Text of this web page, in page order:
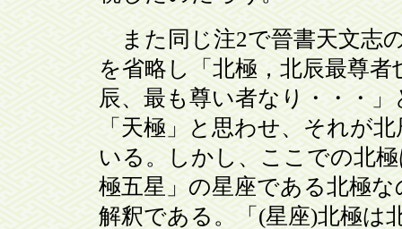
また同じ注2で晉書天文志
を省略し「北極，北辰最尊
辰、最も尊い者なり・・・
「天極」と思わせ、それが
いる。しかし、ここでの北
極五星」の星座である北極
解釈である。「(星座)北極は